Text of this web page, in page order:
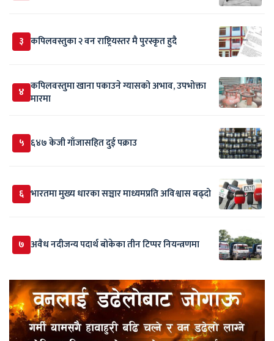
३ कपिलवस्तुका २ वन राष्ट्रियस्तर मै पुरस्कृत हुदै
४ कपिलवस्तुमा खाना पकाउने ग्यासको अभाव, उपभोक्ता
मारमा
५ ६४७ केजी गाँजासहित दुई पक्राउ
६ भारतमा मुख्य धारका सञ्चार माध्यमप्रति अविश्वास बढ्दो
७ अवैध नदीजन्य पदार्थ बोकेका तीन टिप्पर नियन्त्रणमा